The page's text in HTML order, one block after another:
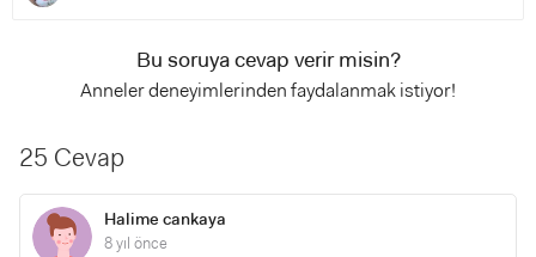
Bu soruya cevap verir misin?
Anneler deneyimlerinden faydalanmak istiyor!
25 Cevap
Halime cankaya
8 yıl önce